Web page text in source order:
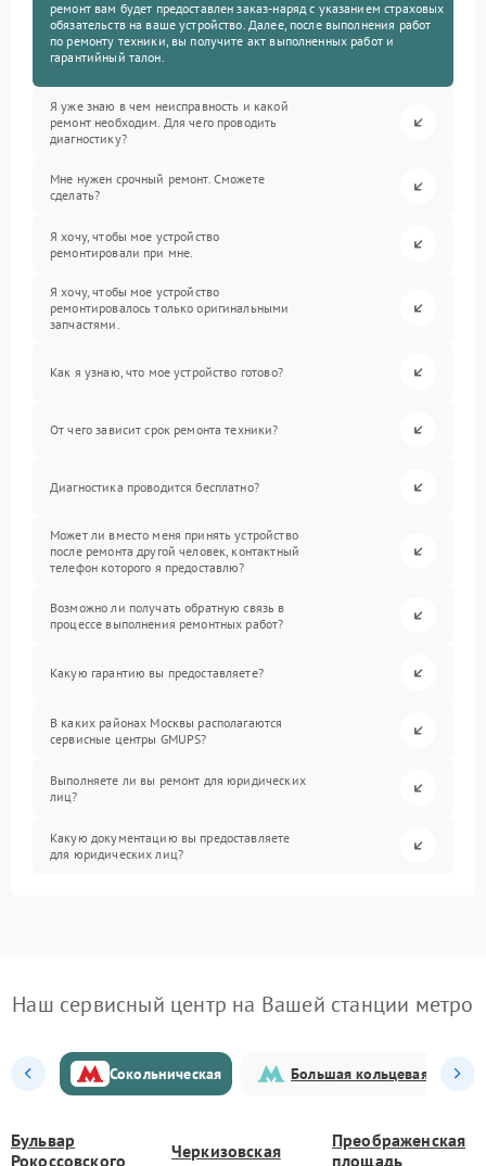
ремонт вам будет предоставлен заказ-наряд с указанием страховых
обязательств на ваше устройство. Далее, после выполнения работ
по ремонту техники, вы получите акт выполненных работ и
гарантийный талон.
Я уже знаю в чем неисправность и какой
ремонт необходим. Для чего проводить
диагностику?
Мне нужен срочный ремонт. Сможете
сделать?
Я хочу, чтобы мое устройство
ремонтировали при мне.
Я хочу, чтобы мое устройство
ремонтировалось только оригинальными
запчастями.
Как я узнаю, что мое устройство готово?
От чего зависит срок ремонта техники?
Диагностика проводится бесплатно?
Может ли вместо меня принять устройство
после ремонта другой человек, контактный
телефон которого я предоставлю?
Возможно ли получать обратную связь в
процессе выполнения ремонтных работ?
Какую гарантию вы предоставляете?
В каких районах Москвы располагаются
сервисные центры GMUPS?
Выполняете ли вы ремонт для юридических
лиц?
Какую документацию вы предоставляете
для юридических лиц?
Наш сервисный центр на Вашей станции метро
Сокольническая Большая кольцевая
Бульвар
Рокоссовского
Черкизовская
Преображенская
площадь